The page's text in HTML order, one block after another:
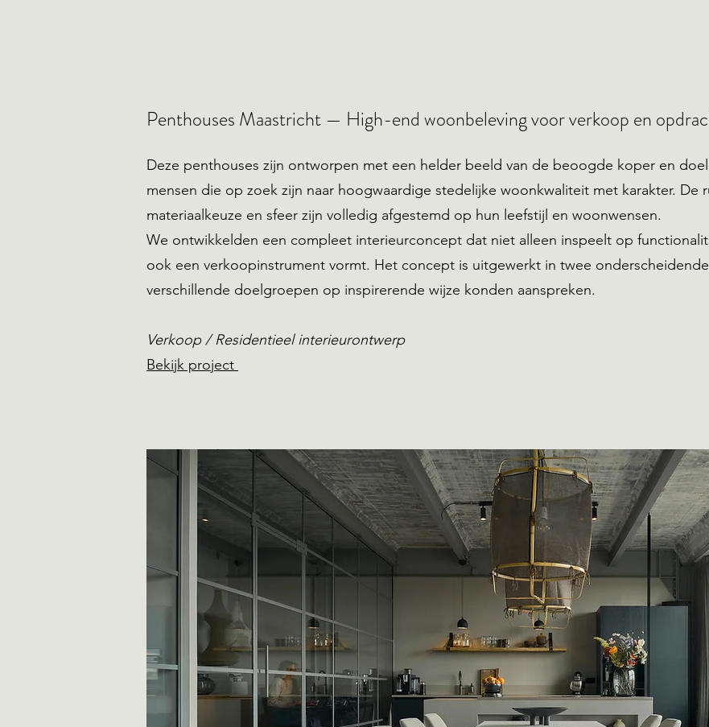
Penthouses Maastricht — High-end woonbeleving voor verkoop en
Deze penthouses zijn ontworpen met een helder beeld van de beoogde koper en
mensen die op zoek zijn naar hoogwaardige stedelijke woonkwaliteit met karakter. De
materiaalkeuze en sfeer zijn volledig afgestemd op hun leefstijl en woonwensen.
We ontwikkelden een compleet interieurconcept dat niet alleen inspeelt op
ook een verkoopinstrument vormt. Het concept is uitgewerkt in twee
verschillende doelgroepen op inspirerende wijze konden aanspreken.
Verkoop / Residentieel interieurontwerp
Bekijk project